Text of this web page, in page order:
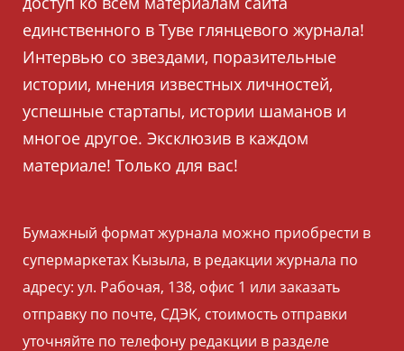
единственного в Туве глянцевого журнала!
Интервью со звездами, поразительные
истории, мнения известных личностей,
успешные стартапы, истории шаманов и
многое другое. Эксклюзив в каждом
материале! Только для вас!
Бумажный формат журнала можно приобрести в
супермаркетах Кызыла, в редакции журнала по
адресу: ул. Рабочая, 138, офис 1 или заказать
отправку по почте, СДЭК, стоимость отправки
уточняйте по телефону редакции в разделе